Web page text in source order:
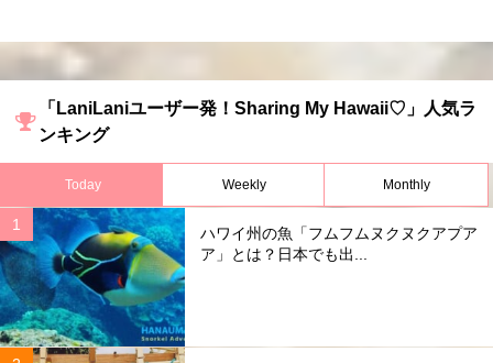
「LaniLaniユーザー発！Sharing My Hawaii♡」人気ラ
ンキング
Today Weekly Monthly
ハワイ州の魚「フムフムヌクヌクアプア
ア」とは？日本でも出...